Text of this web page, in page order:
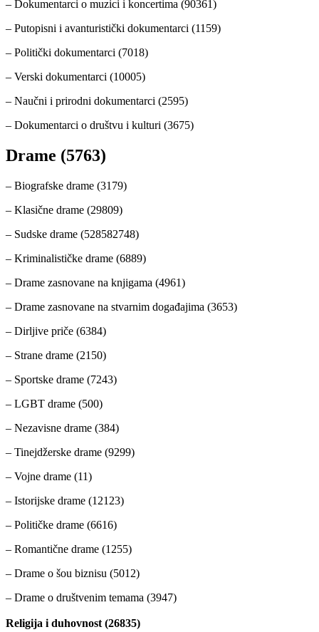
– Dokumentarci o muzici i koncertima (90361)
– Putopisni i avanturistički dokumentarci (1159)
– Politički dokumentarci (7018)
– Verski dokumentarci (10005)
– Naučni i prirodni dokumentarci (2595)
– Dokumentarci o društvu i kulturi (3675)
Drame (5763)
– Biografske drame (3179)
– Klasične drame (29809)
– Sudske drame (528582748)
– Kriminalističke drame (6889)
– Drame zasnovane na knjigama (4961)
– Drame zasnovane na stvarnim događajima (3653)
– Dirljive priče (6384)
– Strane drame (2150)
– Sportske drame (7243)
– LGBT drame (500)
– Nezavisne drame (384)
– Tinejdžerske drame (9299)
– Vojne drame (11)
– Istorijske drame (12123)
– Političke drame (6616)
– Romantične drame (1255)
– Drame o šou biznisu (5012)
– Drame o društvenim temama (3947)
Religija i duhovnost (26835)